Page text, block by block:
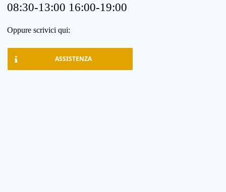
08:30-13:00 16:00-19:00
Oppure scrivici qui:
ASSISTENZA